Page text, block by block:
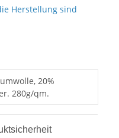
Herstellung sind
20%
280g/qm.